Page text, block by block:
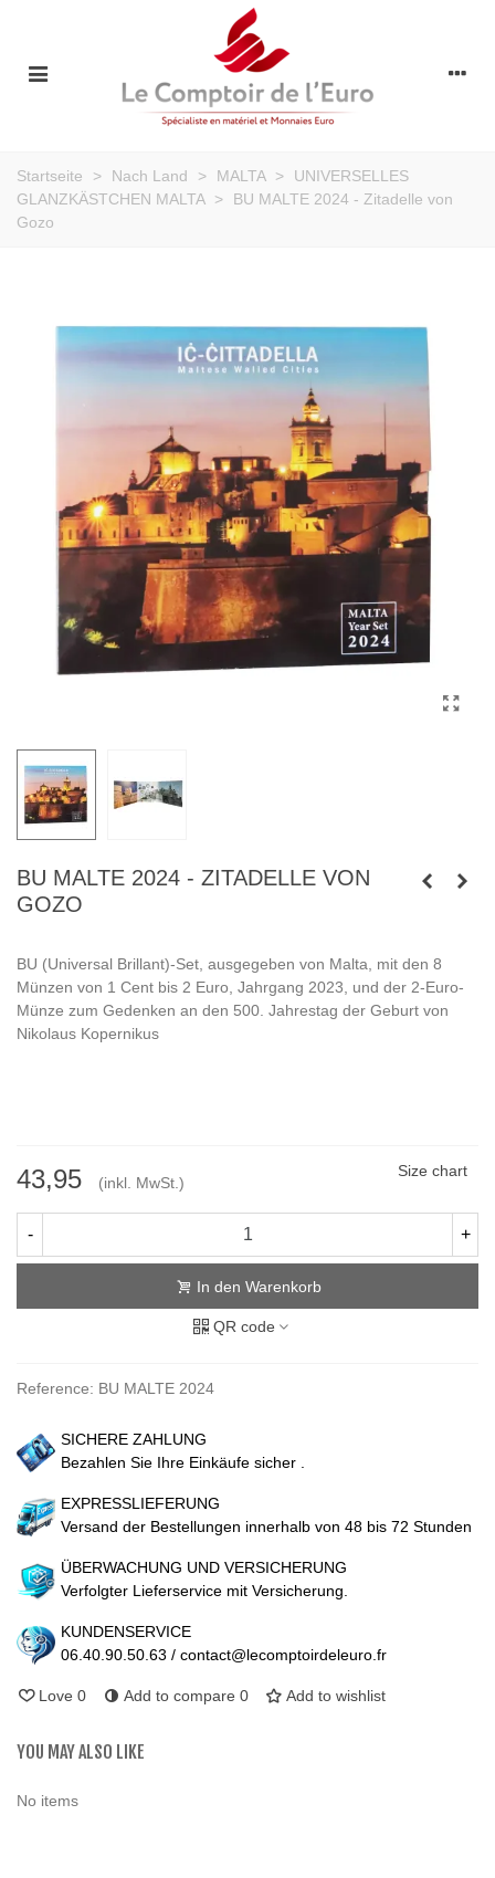
Startseite > Nach Land > MALTA >
UNIVERSELLES
GLANZKÄSTCHEN MALTA
>
BU MALTE 2024 - Zitadelle von
Gozo
BU MALTE 2024 - ZITADELLE VON
GOZO
BU (Universal Brillant)-Set, ausgegeben von Malta, mit den 8
Münzen von 1 Cent bis 2 Euro, Jahrgang 2023, und der 2-Euro-
Münze zum Gedenken an den 500. Jahrestag der Geburt von
Nikolaus Kopernikus
43,95 (inkl. MwSt.)
Size chart
- +
In den Warenkorb
QR code
Reference: BU MALTE 2024
SICHERE ZAHLUNG
Bezahlen Sie Ihre Einkäufe sicher .
EXPRESSLIEFERUNG
Versand der Bestellungen innerhalb von 48 bis 72 Stunden
ÜBERWACHUNG UND VERSICHERUNG
Verfolgter Lieferservice mit Versicherung.
KUNDENSERVICE
06.40.90.50.63 / contact@lecomptoirdeleuro.fr
Love 0 Add to compare 0 Add to wishlist
YOU MAY ALSO LIKE
No items